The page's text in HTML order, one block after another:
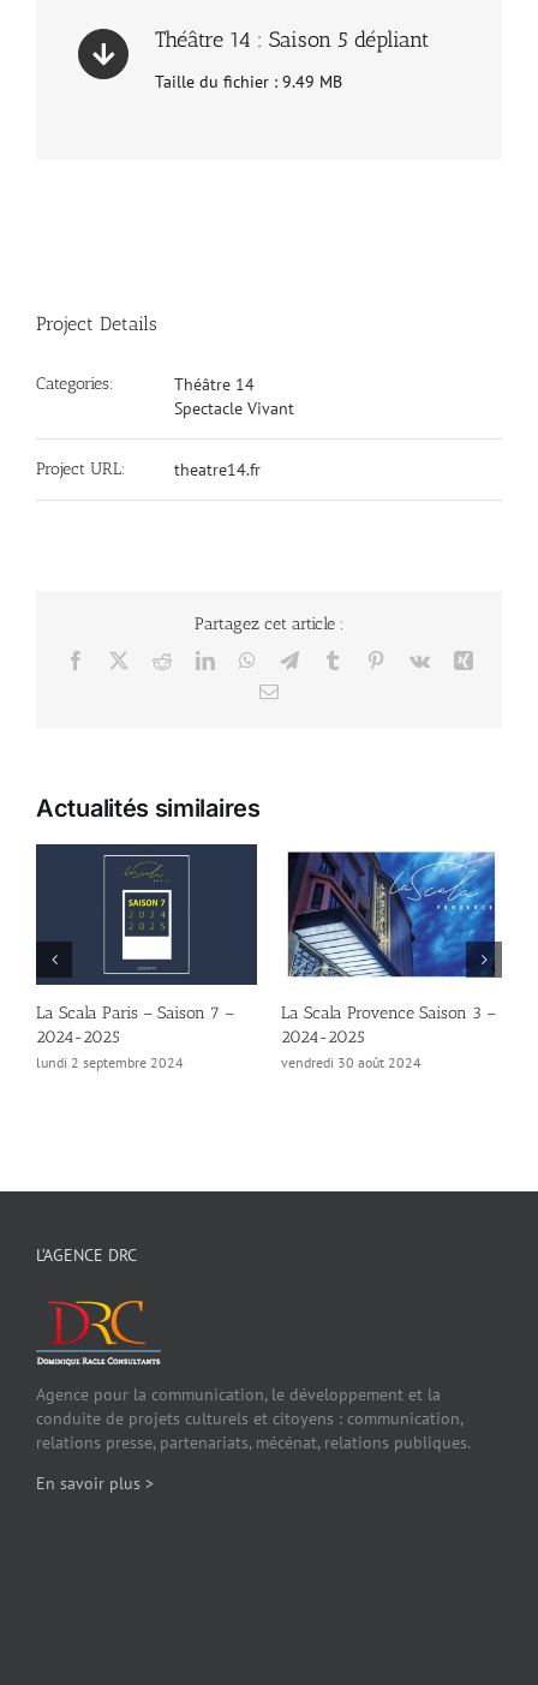
Théâtre 14 : Saison 5 dépliant
Taille du fichier : 9.49 MB
Project Details
Categories:
Théâtre 14
Spectacle Vivant
Project URL: theatre14.fr
Partagez cet article :
Facebook RedditLinkedInWhatsApp
TelegramTumblr Pinterest
Vk
Xing
Email
Actualités similaires
La Scala Paris – Saison 7 –
2024-2025
lundi 2 septembre 2024
La Scala Provence Saison 3 –
2024-2025
vendredi 30 août 2024
L’AGENCE DRC
Agence pour la communication, le développement et la
conduite de projets culturels et citoyens : communication,
relations presse, partenariats, mécénat, relations publiques.
En savoir plus >